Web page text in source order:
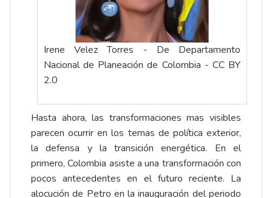
Irene Velez Torres - De Departamento
Nacional de Planeación de Colombia - CC BY
2.0
Hasta ahora, las transformaciones mas visibles
parecen ocurrir en los temas de política exterior,
la defensa y la transición energética. En el
primero, Colombia asiste a una transformación con
pocos antecedentes en el futuro reciente. La
alocución de Petro en la inauguración del periodo